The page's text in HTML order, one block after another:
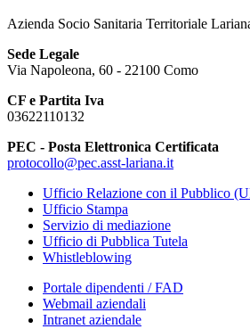
Azienda Socio Sanitaria Territoriale
Sede Legale
Via Napoleona, 60 - 22100 Como
CF e Partita Iva
03622110132
PEC - Posta Elettronica Certificata
protocollo@pec.asst-lariana.it
Ufficio Relazione con il Pubblico
Ufficio Stampa
Servizio di mediazione
Ufficio di Pubblica Tutela
Whistleblowing
Portale dipendenti / FAD
Webmail aziendali
Intranet aziendale